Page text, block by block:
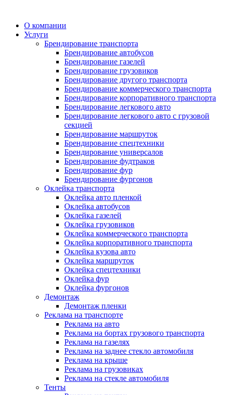
содержимому
О компании
Услуги
Брендирование транспорта
Брендирование автобусов
Брендирование газелей
Брендирование грузовиков
Брендирование другого транспорта
Брендирование коммерческого транспорта
Брендирование корпоративного транспорта
Брендирование легкового авто
Брендирование легкового авто с грузовой
секцией
Брендирование маршруток
Брендирование спецтехники
Брендирование универсалов
Брендирование фудтраков
Брендирование фур
Брендирование фургонов
Оклейка транспорта
Оклейка авто пленкой
Оклейка автобусов
Оклейка газелей
Оклейка грузовиков
Оклейка коммерческого транспорта
Оклейка корпоративного транспорта
Оклейка кузова авто
Оклейка маршруток
Оклейка спецтехники
Оклейка фур
Оклейка фургонов
Демонтаж
Демонтаж пленки
Реклама на транспорте
Реклама на авто
Реклама на бортах грузового транспорта
Реклама на газелях
Реклама на заднее стекло автомобиля
Реклама на крыше
Реклама на грузовиках
Реклама на стекле автомобиля
Тенты